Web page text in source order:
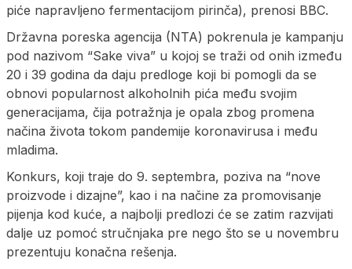
piće napravljeno fermentacijom pirinča), prenosi BBC.
Državna poreska agencija (NTA) pokrenula je kampanju
pod nazivom “Sake viva” u kojoj se traži od onih između
20 i 39 godina da daju predloge koji bi pomogli da se
obnovi popularnost alkoholnih pića među svojim
generacijama, čija potražnja je opala zbog promena
načina života tokom pandemije koronavirusa i među
mladima.
Konkurs, koji traje do 9. septembra, poziva na “nove
proizvode i dizajne”, kao i na načine za promovisanje
pijenja kod kuće, a najbolji predlozi će se zatim razvijati
dalje uz pomoć stručnjaka pre nego što se u novembru
prezentuju konačna rešenja.